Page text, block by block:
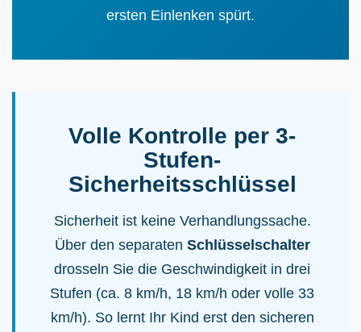
ersten Einlenken spürt.
Volle Kontrolle per 3-
Stufen-
Sicherheitsschlüssel
Sicherheit ist keine Verhandlungssache.
Über den separaten Schlüsselschalter
drosseln Sie die Geschwindigkeit in drei
Stufen (ca. 8 km/h, 18 km/h oder volle 33
km/h). So lernt Ihr Kind erst den sicheren